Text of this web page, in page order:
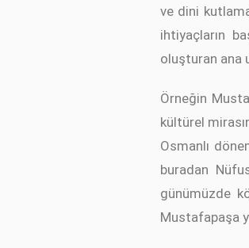
ve dini
ihtiyaçların
oluşturan ana
Örneğin
kültürel
Osmanlı
buradan
günümüzde
Mustafapaşa